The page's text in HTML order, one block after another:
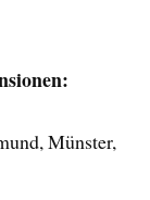
Münster,